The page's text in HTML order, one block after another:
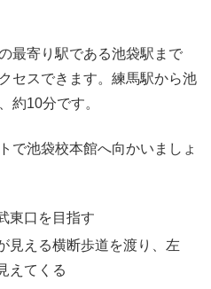
最寄り駅である池袋駅まで
セスできます。練馬駅から池
約10分です。
で池袋校本館へ向かいましょ
東口を目指す
見える横断歩道を渡り、左
えてくる